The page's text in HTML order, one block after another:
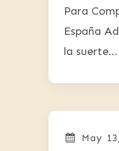
Para
España
la suerte...
May